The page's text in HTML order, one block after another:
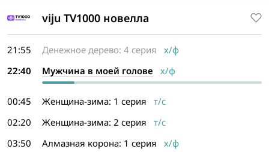
viju TV1000 новелла
21:55 Денежное дерево: 4 серия х/ф
22:40
Мужчина в моей голове х/ф
00:45 Женщина-зима: 1 серия т/с
02:20
Женщина-зима: 2 серия т/с
03:50
Алмазная корона: 1 серия х/ф